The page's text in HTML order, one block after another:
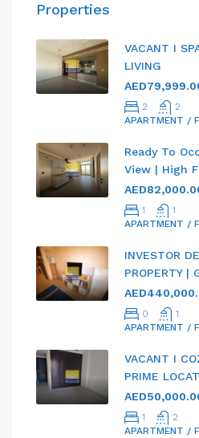
Properties
VACANT I
LIVING
2
2
APARTMENT /
Ready To
View | High
1
1
APARTMENT /
INVESTOR
PROPERTY |
0
1
APARTMENT /
VACANT I
PRIME
1
2
APARTMENT /